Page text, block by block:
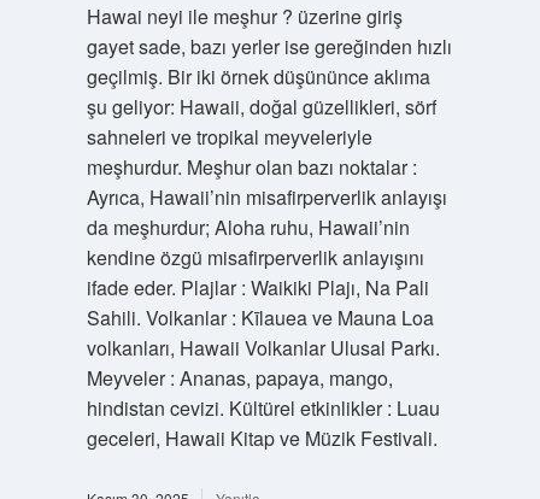
Hawai neyi ile meşhur ? üzerine giriş
gayet sade, bazı yerler ise gereğinden hızlı
geçilmiş. Bir iki örnek düşününce aklıma
şu geliyor: Hawaii, doğal güzellikleri, sörf
sahneleri ve tropikal meyveleriyle
meşhurdur. Meşhur olan bazı noktalar :
Ayrıca, Hawaii’nin misafirperverlik anlayışı
da meşhurdur; Aloha ruhu, Hawaii’nin
kendine özgü misafirperverlik anlayışını
ifade eder. Plajlar : Waikiki Plajı, Na Pali
Sahili. Volkanlar : Kīlauea ve Mauna Loa
volkanları, Hawaii Volkanlar Ulusal Parkı.
Meyveler : Ananas, papaya, mango,
hindistan cevizi. Kültürel etkinlikler : Luau
geceleri, Hawaii Kitap ve Müzik Festivali.